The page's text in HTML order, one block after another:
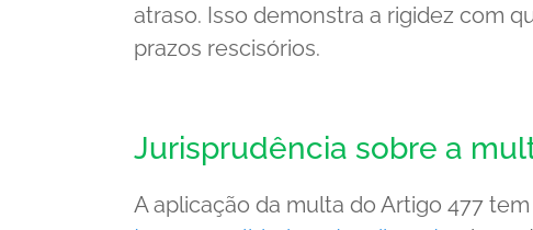
atraso. Isso demonstra a rigidez com
prazos rescisórios.
Jurisprudência sobre a
A aplicação da multa do Artigo 477